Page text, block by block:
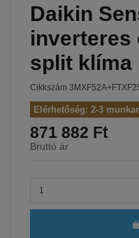
Daikin
inverteres
split klíma
Cikkszám
Elérhetőség: 2-3
871 882 Ft
Bruttó ár